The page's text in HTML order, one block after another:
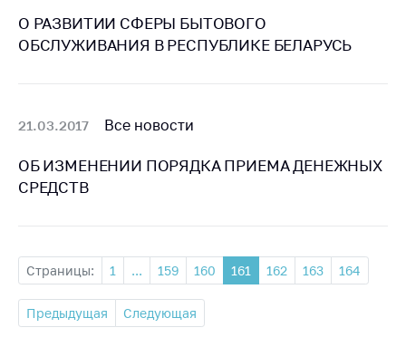
О РАЗВИТИИ СФЕРЫ БЫТОВОГО
ОБСЛУЖИВАНИЯ В РЕСПУБЛИКЕ БЕЛАРУСЬ
21.03.2017 Все новости
ОБ ИЗМЕНЕНИИ ПОРЯДКА ПРИЕМА ДЕНЕЖНЫХ
СРЕДСТВ
Страницы: 1 ... 159 160 161 162 163 164
Предыдущая Следующая